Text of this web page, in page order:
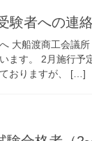
験者への連
大船渡商工会議
ます。 2月施行予
おりますが、 […]